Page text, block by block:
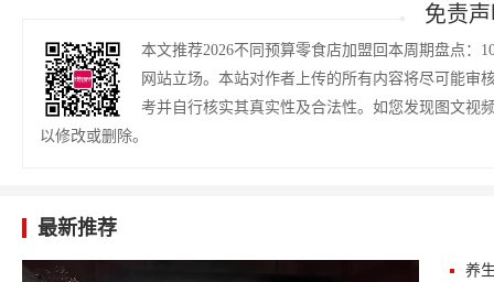
免责
本文推荐2026不同预算零食店加盟回本周期盘点：
网站立场。本站对作者上传的所有内容将尽可能审
考并自行核实其真实性及合法性。如您发现图文视
以修改或删除。
最新推荐